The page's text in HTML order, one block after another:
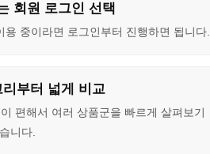
회원 로그인 선택
중이라면 로그인부터 진행하면 됩니다.
부터 넓게 비교
편해서 여러 상품군을 빠르게 살펴보기
니다.